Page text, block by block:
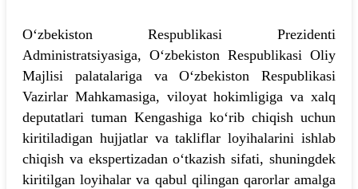
O‘zbekiston Respublikasi Prezidenti
Administratsiyasiga, O‘zbekiston Respublikasi Oliy
Majlisi palatalariga va O‘zbekiston Respublikasi
Vazirlar Mahkamasiga, viloyat hokimligiga va xalq
deputatlari tuman Kengashiga ko‘rib chiqish uchun
kiritiladigan hujjatlar va takliflar loyihalarini ishlab
chiqish va ekspertizadan o‘tkazish sifati, shuningdek
kiritilgan loyihalar va qabul qilingan qarorlar amalga